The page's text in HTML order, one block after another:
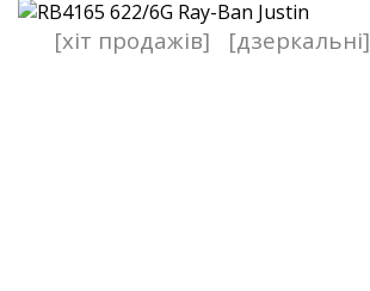
[хіт продажів] [дзеркальні]